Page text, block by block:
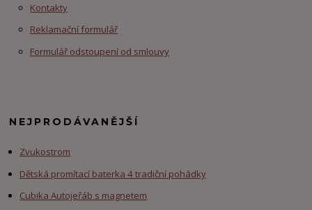
Kontakty
Reklamační formulář
Formulář odstoupení od smlouvy
NEJPRODÁVANĚJŠÍ
Zvukostrom
Dětská promítací baterka 4 tradiční pohádky
Cubika Autojeřáb s magnetem